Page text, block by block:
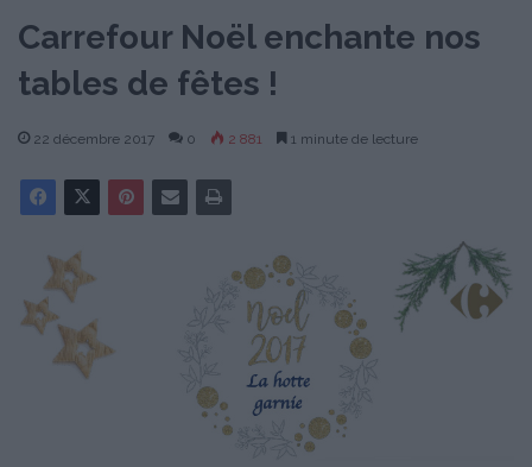
Carrefour Noël enchante nos
tables de fêtes !
22 décembre 2017 0 2 881 1 minute de lecture